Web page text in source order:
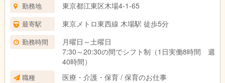
【中途】
保育士業務の経験年数によって、規程より算
出します
★家賃借上助成金：月82,000円まで
★奨学生応援手当：月5,000円支給
勤務地 東京都江東区木場4-1-65
最寄駅 東京メトロ東西線 木場駅 徒歩5分
勤務時間
月曜日～土曜日
7:30～20:30の間でシフト制（1日実働8時間 週
40時間）
職種
医療・介護・保育 / 保育のお仕事